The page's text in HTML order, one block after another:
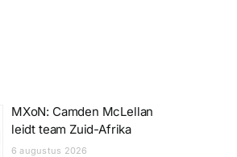
MXoN: Camden McLellan
leidt team Zuid-Afrika
6 augustus 2026